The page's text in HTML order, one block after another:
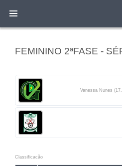
FEMININO 2ªFASE -
Vanessa Nunes
Classificacão